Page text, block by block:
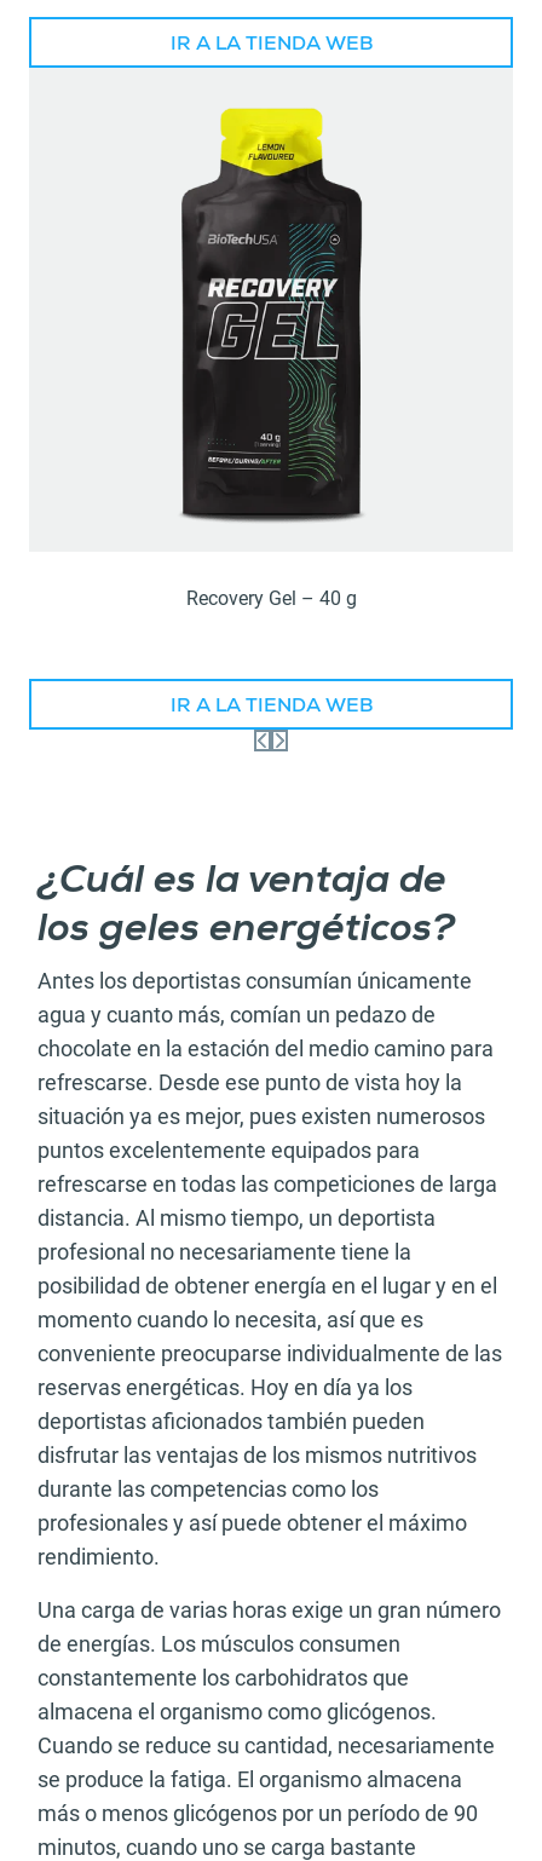
IR A LA TIENDA WEB
Recovery Gel – 40 g
IR A LA TIENDA WEB
¿Cuál es la ventaja de
los geles energéticos?
Antes los deportistas consumían únicamente
agua y cuanto más, comían un pedazo de
chocolate en la estación del medio camino para
refrescarse. Desde ese punto de vista hoy la
situación ya es mejor, pues existen numerosos
puntos excelentemente equipados para
refrescarse en todas las competiciones de larga
distancia. Al mismo tiempo, un deportista
profesional no necesariamente tiene la
posibilidad de obtener energía en el lugar y en el
momento cuando lo necesita, así que es
conveniente preocuparse individualmente de las
reservas energéticas. Hoy en día ya los
deportistas aficionados también pueden
disfrutar las ventajas de los mismos nutritivos
durante las competencias como los
profesionales y así puede obtener el máximo
rendimiento.
Una carga de varias horas exige un gran número
de energías. Los músculos consumen
constantemente los carbohidratos que
almacena el organismo como glicógenos.
Cuando se reduce su cantidad, necesariamente
se produce la fatiga. El organismo almacena
más o menos glicógenos por un período de 90
minutos, cuando uno se carga bastante